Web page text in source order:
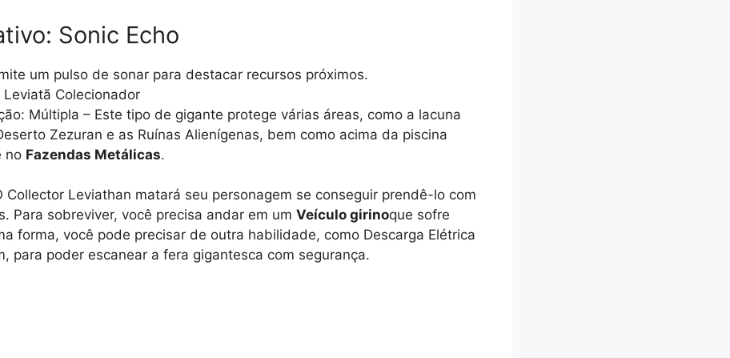
Sonic Echo
um pulso de sonar para destacar recursos próximos.
Leviatã Colecionador
Múltipla – Este tipo de gigante protege várias áreas, como a lacuna
Zezuran e as Ruínas Alienígenas, bem como acima da piscina
no Fazendas Metálicas.
Collector Leviathan matará seu personagem se conseguir prendê-lo com
Para sobreviver, você precisa andar em um Veículo girinoque sofre
forma, você pode precisar de outra habilidade, como Descarga Elétrica
para poder escanear a fera gigantesca com segurança.